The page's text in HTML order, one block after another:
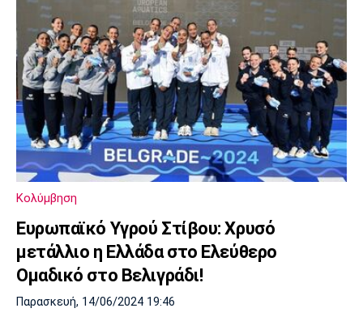
Κολύμβηση
Ευρωπαϊκό Υγρού Στίβου: Χρυσό
μετάλλιο η Ελλάδα στο Ελεύθερο
Ομαδικό στο Βελιγράδι!
Παρασκευή, 14/06/2024 19:46